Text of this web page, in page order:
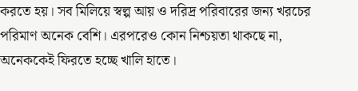
করতে হয়। সব মিলিয়ে স্বল্প আয় ও দরিদ্র পরিবারের জন্য খরচের
পরিমাণ অনেক বেশি। এরপরেও কোন নিশ্চয়তা থাকছে না,
অনেককেই ফিরতে হচ্ছে খালি হাতে।